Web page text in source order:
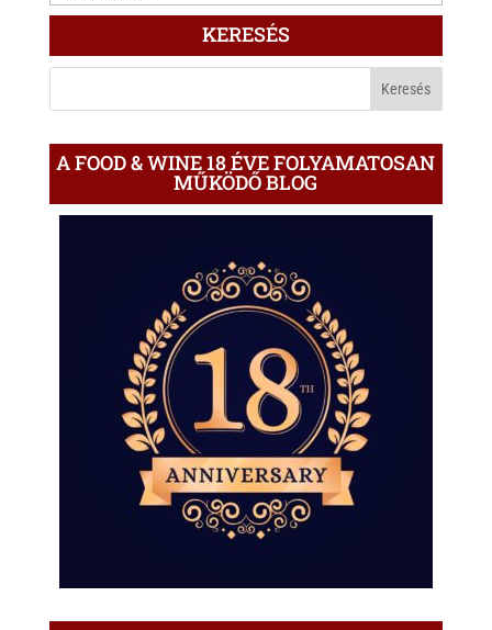
ÍRÁS
KERESÉS
A FOOD & WINE 18 ÉVE FOLYAMATOSAN
MŰKÖDŐ BLOG